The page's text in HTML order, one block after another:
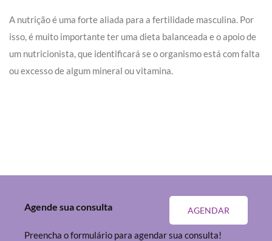
A nutrição é uma forte aliada para a fertilidade masculina. Por
isso, é muito importante ter uma dieta balanceada e o apoio de
um nutricionista, que identificará se o organismo está com falta
ou excesso de algum mineral ou vitamina.
AGENDAR
Agende sua consulta
Preencha o formulário para agendar sua consulta!